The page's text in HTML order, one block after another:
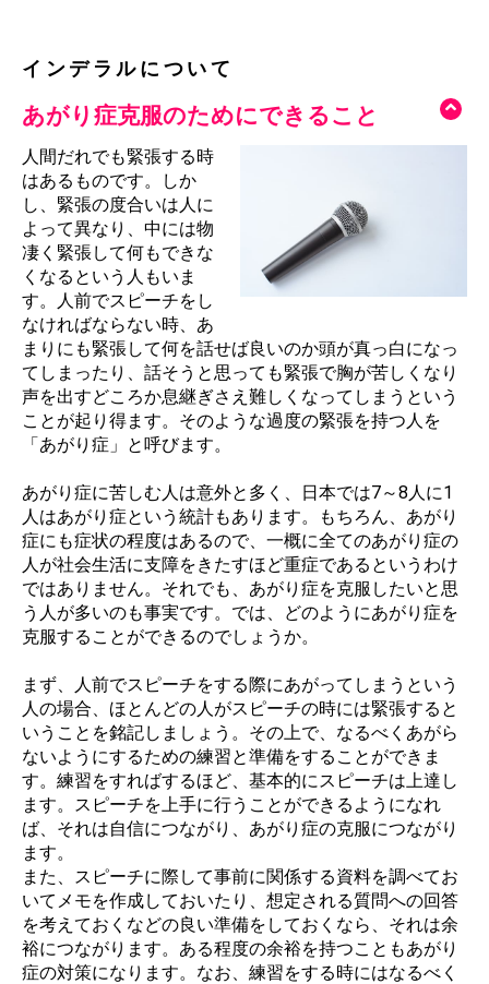
インデラルについて
あがり症克服のためにできること
人間だれでも緊張する時
はあるものです。しか
し、緊張の度合いは人に
よって異なり、中には物
凄く緊張して何もできな
くなるという人もいま
す。人前でスピーチをし
なければならない時、あ
まりにも緊張して何を話せば良いのか頭が真っ白になっ
てしまったり、話そうと思っても緊張で胸が苦しくなり
声を出すどころか息継ぎさえ難しくなってしまうという
ことが起り得ます。そのような過度の緊張を持つ人を
「あがり症」と呼びます。
あがり症に苦しむ人は意外と多く、日本では7～8人に1
人はあがり症という統計もあります。もちろん、あがり
症にも症状の程度はあるので、一概に全てのあがり症の
人が社会生活に支障をきたすほど重症であるというわけ
ではありません。それでも、あがり症を克服したいと思
う人が多いのも事実です。では、どのようにあがり症を
克服することができるのでしょうか。
まず、人前でスピーチをする際にあがってしまうという
人の場合、ほとんどの人がスピーチの時には緊張すると
いうことを銘記しましょう。その上で、なるべくあがら
ないようにするための練習と準備をすることができま
す。練習をすればするほど、基本的にスピーチは上達し
ます。スピーチを上手に行うことができるようになれ
ば、それは自信につながり、あがり症の克服につながり
ます。
また、スピーチに際して事前に関係する資料を調べてお
いてメモを作成しておいたり、想定される質問への回答
を考えておくなどの良い準備をしておくなら、それは余
裕につながります。ある程度の余裕を持つこともあがり
症の対策になります。なお、練習をする時にはなるべく